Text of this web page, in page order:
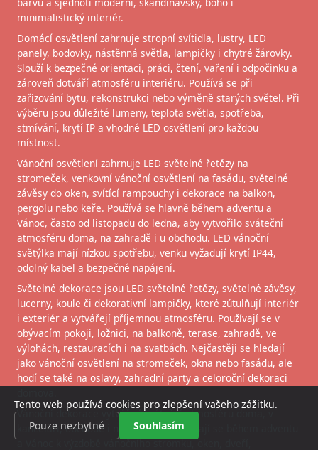
minimalistický interiér.
Domácí osvětlení zahrnuje stropní svítidla, lustry, LED
panely, bodovky, nástěnná světla, lampičky i chytré žárovky.
Slouží k bezpečné orientaci, práci, čtení, vaření i odpočinku a
zároveň dotváří atmosféru interiéru. Používá se při
zařizování bytu, rekonstrukci nebo výměně starých světel. Při
výběru jsou důležité lumeny, teplota světla, spotřeba,
stmívání, krytí IP a vhodné LED osvětlení pro každou
místnost.
Vánoční osvětlení zahrnuje LED světelné řetězy na
stromeček, venkovní vánoční osvětlení na fasádu, světelné
závěsy do oken, svítící rampouchy i dekorace na balkon,
pergolu nebo keře. Používá se hlavně během adventu a
Vánoc, často od listopadu do ledna, aby vytvořilo sváteční
atmosféru doma, na zahradě i u obchodu. LED vánoční
světýlka mají nízkou spotřebu, venku vyžadují krytí IP44,
odolný kabel a bezpečné napájení.
Světelné dekorace jsou LED světelné řetězy, světelné závěsy,
lucerny, koule či dekorativní lampičky, které zútulňují interiér
i exteriér a vytvářejí příjemnou atmosféru. Používají se v
obývacím pokoji, ložnici, na balkoně, terase, zahradě, ve
výlohách, restauracích i na svatbách. Nejčastěji se hledají
jako vánoční osvětlení na stromeček, okna nebo fasádu, ale
hodí se také na oslavy, zahradní party a celoroční dekoraci
Vánoční dekorace vytvářejí sváteční atmosféru doma, v
kanceláři, obchodě i na zahradě. Používají se během adventu
a Vánoc k výzdobě vánočního stromku, oken, dveří,
Tento web používá cookies pro zlepšení vašeho zážitku.
Pouze nezbytné
Souhlasím